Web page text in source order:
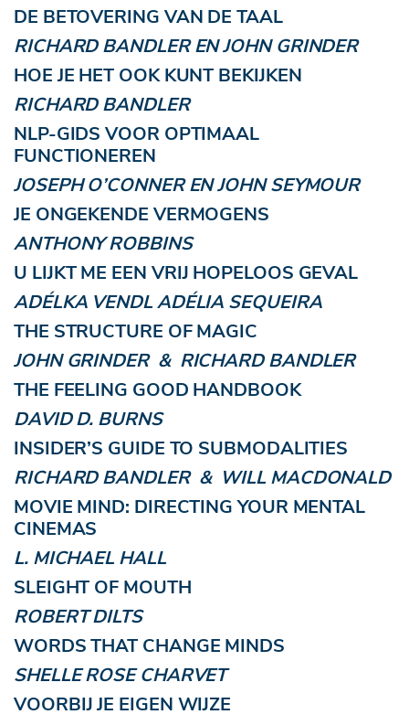
DE BETOVERING VAN DE TAAL
RICHARD BANDLER EN JOHN GRINDER
HOE JE HET OOK KUNT BEKIJKEN
RICHARD BANDLER
NLP-GIDS VOOR OPTIMAAL
FUNCTIONEREN
JOSEPH O’CONNER EN JOHN SEYMOUR
JE ONGEKENDE VERMOGENS
ANTHONY ROBBINS
U LIJKT ME EEN VRIJ HOPELOOS GEVAL
ADÉLKA VENDL ADÉLIA SEQUEIRA
THE STRUCTURE OF MAGIC
JOHN GRINDER & RICHARD BANDLER
THE FEELING GOOD HANDBOOK
DAVID D. BURNS
INSIDER’S GUIDE TO SUBMODALITIES
RICHARD BANDLER & WILL MACDONALD
MOVIE MIND: DIRECTING YOUR MENTAL
CINEMAS
L. MICHAEL HALL
SLEIGHT OF MOUTH
ROBERT DILTS
WORDS THAT CHANGE MINDS
SHELLE ROSE CHARVET
VOORBIJ JE EIGEN WIJZE